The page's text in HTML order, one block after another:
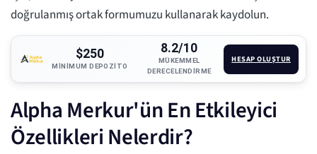
doğrulanmış ortak formumuzu kullanarak kaydolun.
$250
MINIMUM DEPOZITO
8.2/10
MÜKEMMEL
DERECELENDIRME
HESAP OLUŞTUR
Alpha Merkur'ün En Etkileyici
Özellikleri Nelerdir?